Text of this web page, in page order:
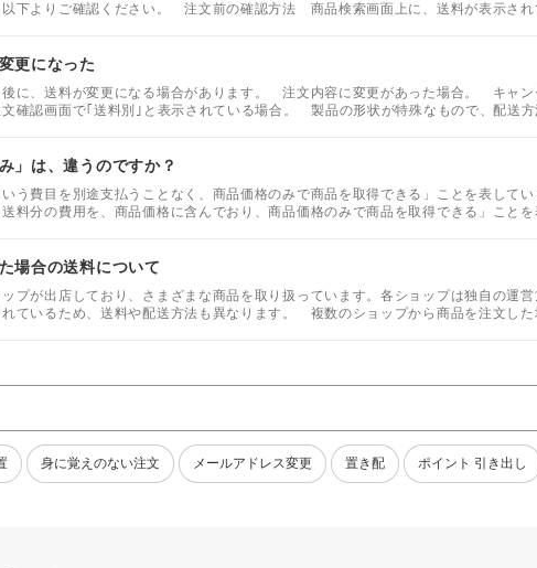
下よりご確認ください。 注文前の確認方法 商品検索画面上に、送料が表示され
更になった
後に、送料が変更になる場合があります。 注文内容に変更があった場合。 キャン
確認画面で｢送料別｣と表示されている場合。 製品の形状が特殊なもので、配送方
」は、違うのですか？
いう費目を別途支払うことなく、商品価格のみで商品を取得できる」ことを表して
送料分の費用を、商品価格に含んでおり、商品価格のみで商品を取得できる」ことを
場合の送料について
プが出店しており、さまざまな商品を取り扱っています。各ショップは独自の運営
ているため、送料や配送方法も異なります。 複数のショップから商品を注文した
身に覚えのない注文 メールアドレス変更 置き配 ポイント 引き出し